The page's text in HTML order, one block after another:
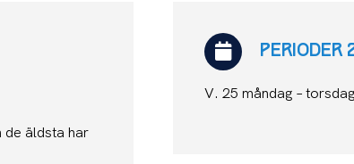
de äldsta har
PERIODER
V. 25 måndag – torsdag